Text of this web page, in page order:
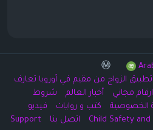
تطبيق الزواج من مقيم في أوروبا تعارف
مجاني
أخبار العالم
شروط
الخصوصية كتب و روايات
فيديو
Child Safety اتصل بنا
Support